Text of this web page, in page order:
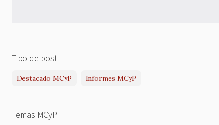
Tipo de post
Destacado MCyP Informes MCyP
Temas MCyP